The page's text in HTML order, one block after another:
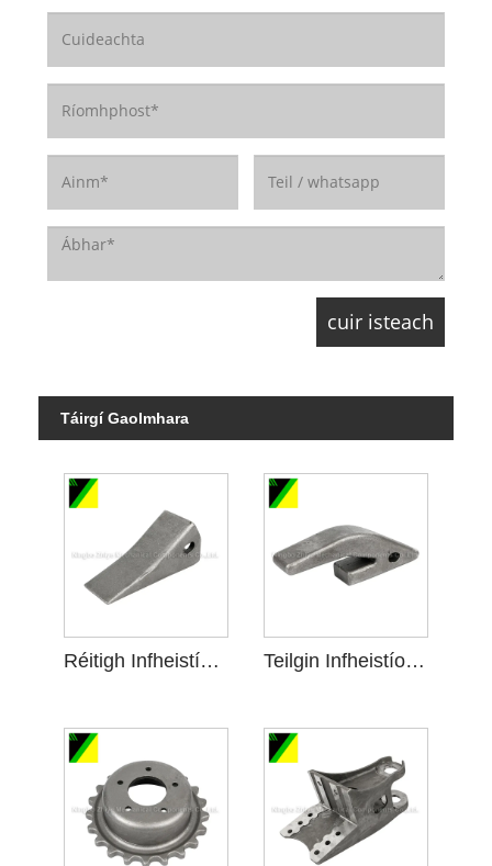
Táirgí Gaolmhara
Réitigh Infheistíochta Gloine Uisce le haghaidh Innealra Mianadóireachta Teilgin Infheistíochta Gloine Uisce in Innealra Mianadóireachta